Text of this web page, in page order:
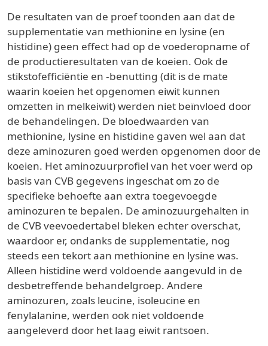
De resultaten van de proef toonden aan dat de
supplementatie van methionine en lysine (en
histidine) geen effect had op de voederopname of
de productieresultaten van de koeien. Ook de
stikstofefficiëntie en -benutting (dit is de mate
waarin koeien het opgenomen eiwit kunnen
omzetten in melkeiwit) werden niet beïnvloed door
de behandelingen. De bloedwaarden van
methionine, lysine en histidine gaven wel aan dat
deze aminozuren goed werden opgenomen door de
koeien. Het aminozuurprofiel van het voer werd op
basis van CVB gegevens ingeschat om zo de
specifieke behoefte aan extra toegevoegde
aminozuren te bepalen. De aminozuurgehalten in
de CVB veevoedertabel bleken echter overschat,
waardoor er, ondanks de supplementatie, nog
steeds een tekort aan methionine en lysine was.
Alleen histidine werd voldoende aangevuld in de
desbetreffende behandelgroep. Andere
aminozuren, zoals leucine, isoleucine en
fenylalanine, werden ook niet voldoende
aangeleverd door het laag eiwit rantsoen.